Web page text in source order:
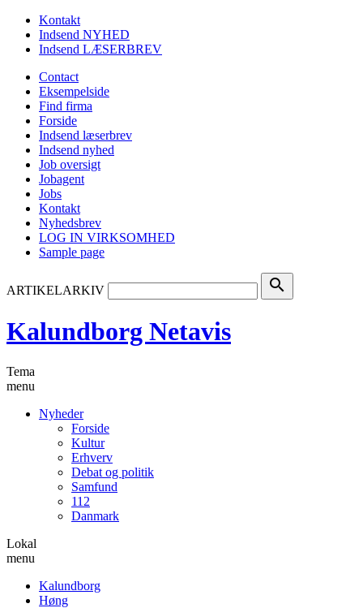
Kontakt
Indsend NYHED
Indsend LÆSERBREV
Contact
Eksempelside
Find firma
Forside
Indsend læserbrev
Indsend nyhed
Job oversigt
Jobagent
Jobs
Kontakt
Nyhedsbrev
LOG IN VIRKSOMHED
Sample page
ARTIKELARKIV search
Kalundborg Netavis
Tema
menu
Nyheder
Forside
Kultur
Erhverv
Debat og politik
Samfund
112
Danmark
Lokal
menu
Kalundborg
Høng